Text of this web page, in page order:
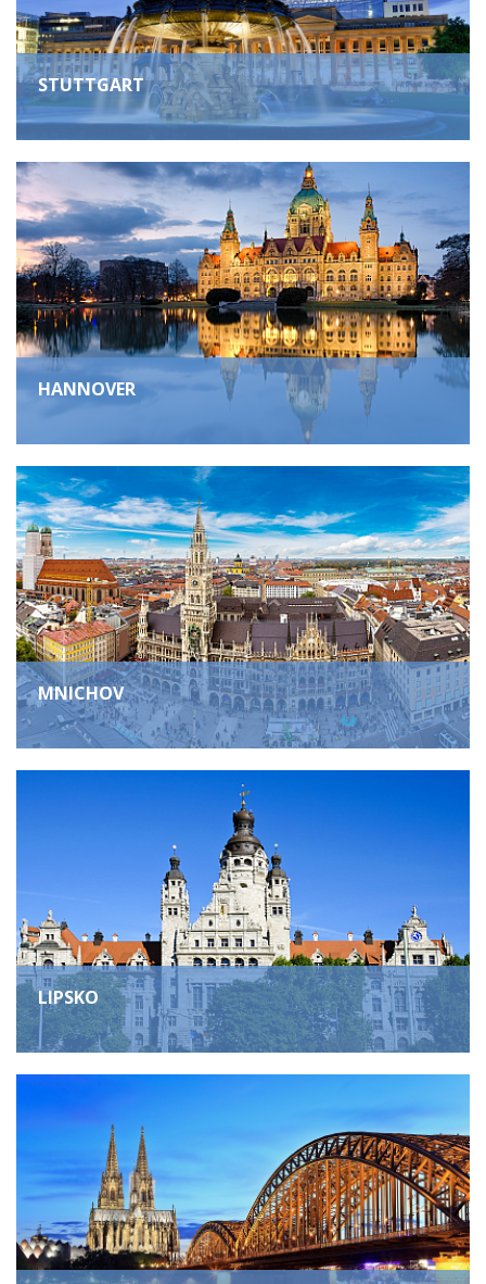
STUTTGART
HANNOVER
MNICHOV
LIPSKO